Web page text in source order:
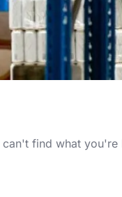
can't find what